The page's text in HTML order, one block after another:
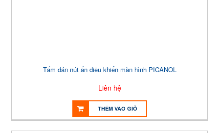
Tấm dán nút ấn điều khiển màn hình PICANOL
Liên hệ
THÊM VÀO GIỎ